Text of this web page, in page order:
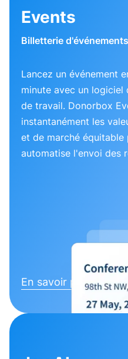
Events
Billetterie
Lancez un événement
minute avec un
de travail. Donorbox
instantanément les
et de marché équitable
automatise l'envoi des
En savoir plus